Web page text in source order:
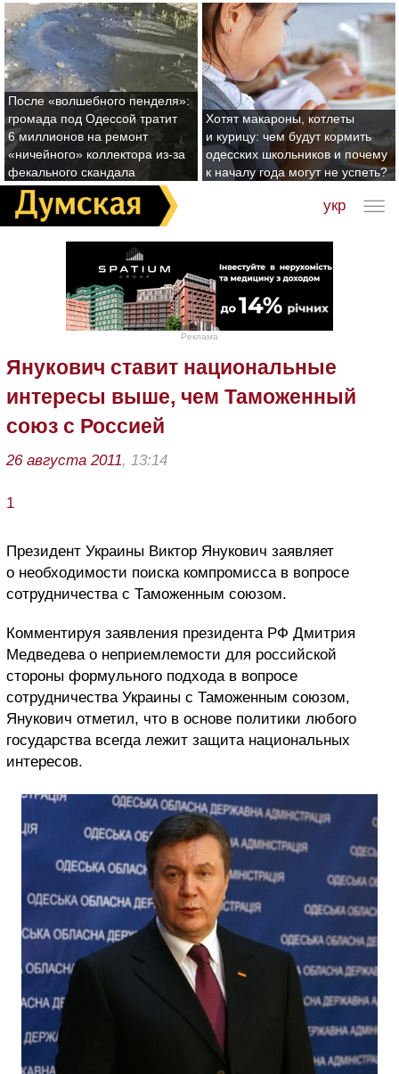
После «волшебного пенделя»:
громада под Одессой тратит
6 миллионов на ремонт
«ничейного» коллектора из-за
фекального скандала
Хотят макароны, котлеты
и курицу: чем будут кормить
одесских школьников и почему
к началу года могут не успеть?
укр
Реклама
Янукович ставит национальные
интересы выше, чем Таможенный
союз с Россией
26 августа 2011, 13:14
1
Президент Украины Виктор Янукович заявляет
о необходимости поиска компромисса в вопросе
сотрудничества с Таможенным союзом.
Комментируя заявления президента РФ Дмитрия
Медведева о неприемлемости для российской
стороны формульного подхода в вопросе
сотрудничества Украины с Таможенным союзом,
Янукович отметил, что в основе политики любого
государства всегда лежит защита национальных
интересов.